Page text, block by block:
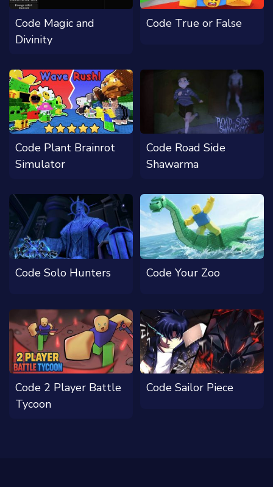
Code Magic and
Divinity
Code True or False
Code Plant Brainrot
Simulator
Code Road Side
Shawarma
Code Solo Hunters Code Your Zoo
Code 2 Player Battle
Tycoon
Code Sailor Piece